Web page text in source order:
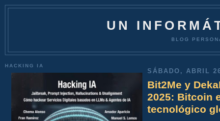
UN
BLOG
HACKING IA
SÁBADO, ABRIL
Bit2Me y
2025: Bitcoin
tecnológico